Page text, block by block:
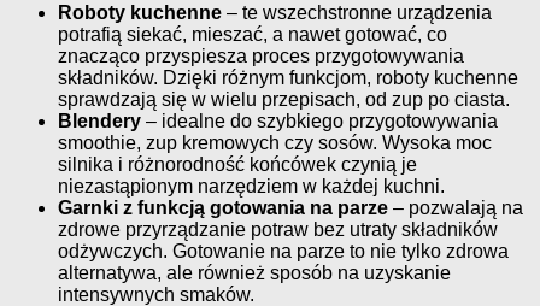
Roboty kuchenne – te wszechstronne urządzenia
potrafią siekać, mieszać, a nawet gotować, co
znacząco przyspiesza proces przygotowywania
składników. Dzięki różnym funkcjom, roboty kuchenne
sprawdzają się w wielu przepisach, od zup po ciasta.
Blendery – idealne do szybkiego przygotowywania
smoothie, zup kremowych czy sosów. Wysoka moc
silnika i różnorodność końcówek czynią je
niezastąpionym narzędziem w każdej kuchni.
Garnki z funkcją gotowania na parze – pozwalają na
zdrowe przyrządzanie potraw bez utraty składników
odżywczych. Gotowanie na parze to nie tylko zdrowa
alternatywa, ale również sposób na uzyskanie
intensywnych smaków.